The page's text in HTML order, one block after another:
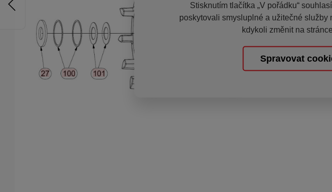
Stisknutím tlačítka „V pořádku“
poskytovali smysluplné a užitečné
kdykoli změnit na
Spravovat